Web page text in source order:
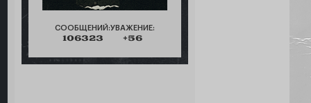
СООБЩЕНИЙ:
106323
УВАЖЕНИЕ:
+56